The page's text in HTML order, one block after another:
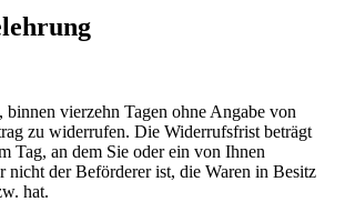
binnen vierzehn Tagen ohne Angabe von
zu widerrufen. Die Widerrufsfrist beträgt
Tag, an dem Sie oder ein von Ihnen
nicht der Beförderer ist, die Waren in Besitz
hat.